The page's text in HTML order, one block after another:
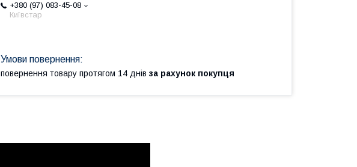
+380 (97) 083-45-08
Київстар
повернення товару протягом 14 днів за рахунок покупця